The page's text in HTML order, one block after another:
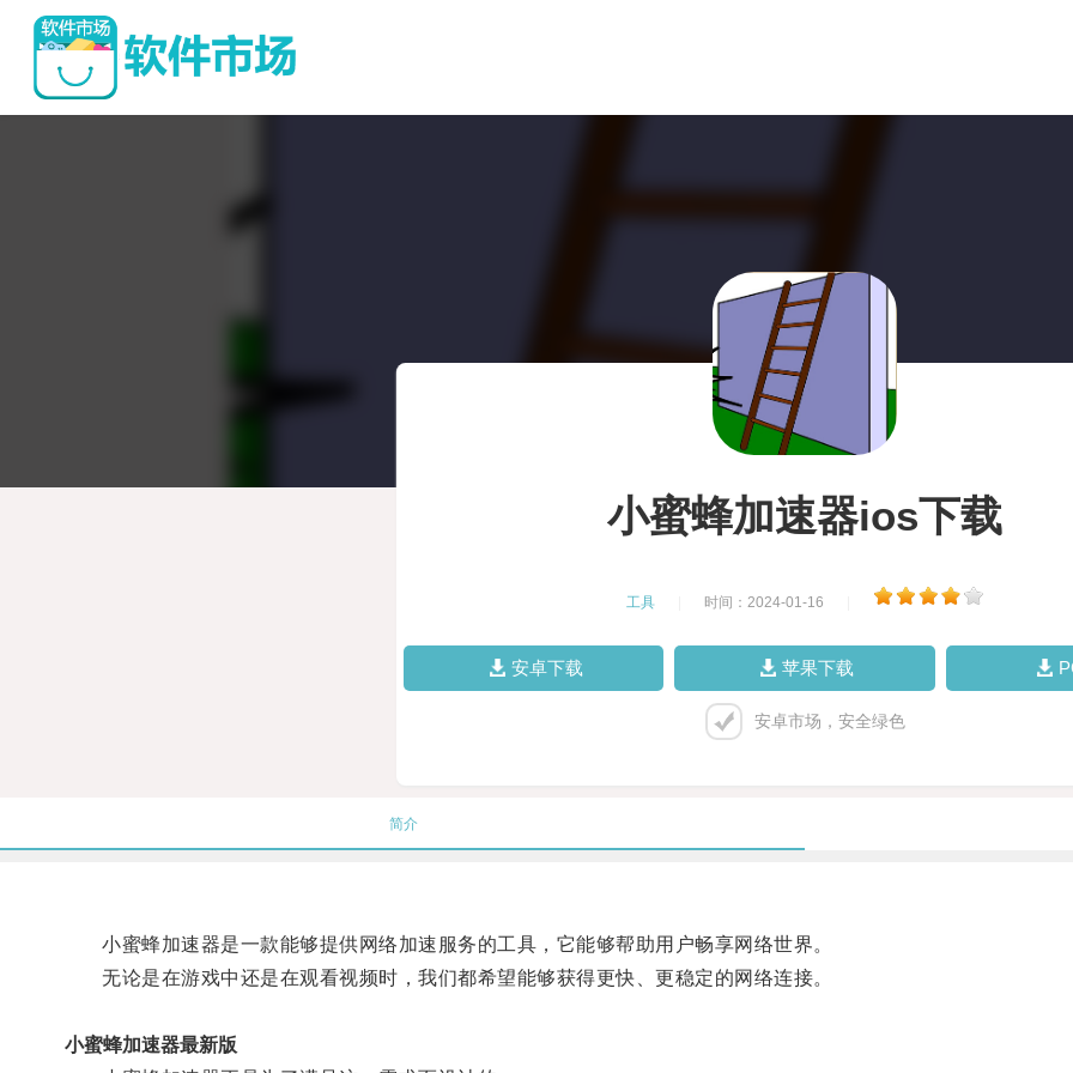
小蜜蜂加速器ios下载
工具 时间：2024-01-16
安卓下载 苹果下载
安卓市场，安全绿色
简介
小蜜蜂加速器是一款能够提供网络加速服务的工具，它能够帮助用户畅享网络世界。
无论是在游戏中还是在观看视频时，我们都希望能够获得更快、更稳定的网络连接。
小蜜蜂加速器最新版